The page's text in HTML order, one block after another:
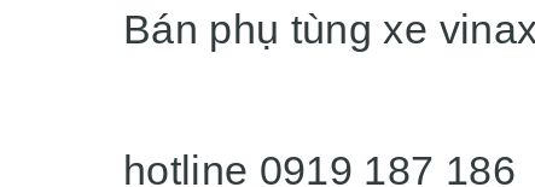
Bán phụ tùng xe
hotline 0919 187 186